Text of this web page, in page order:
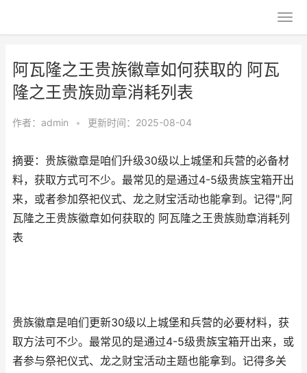
阿瓦隆之王贵族徽章如何获取的 阿瓦
隆之王贵族勋章消耗列表
作者： admin • 更新时间：2025-08-04
摘要：贵族徽章是咱们升级30级以上城堡和兵营的必备材
料，获取方式可不少。最常见的是通过4-5级贵族宝箱开出
来，或者参加祭祀仪式、龙之财宝活动也能拿到。记得",阿
瓦隆之王贵族徽章如何获取的 阿瓦隆之王贵族勋章消耗列
表
贵族徽章是咱们更新30级以上城堡和兵营的必要材料，获
取方法可不少。最常见的是通过4-5级贵族宝箱开出来，或
者参与祭祀仪式、龙之财宝活动主题也能拿到。记得多关